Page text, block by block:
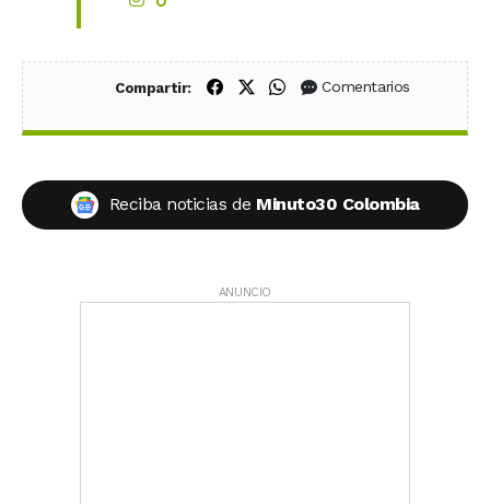
Compartir: Compartir en Facebook
Compartir en X (Twitter)
Compartir en WhatsApp
Comentarios
Reciba noticias de Minuto30 Colombia
ANUNCIO